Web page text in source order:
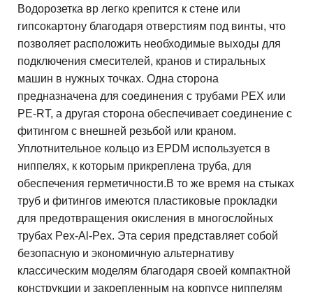
Водорозетка вр легко крепится к стене или
гипсокартону благодаря отверстиям под винты, что
позволяет расположить необходимые выходы для
подключения смесителей, кранов и стиральных
машин в нужных точках. Одна сторона
предназначена для соединения с трубами PEX или
PE-RT, а другая сторона обеспечивает соединение с
фитингом с внешней резьбой или краном.
Уплотнительное кольцо из EPDM используется в
ниппелях, к которым прикреплена труба, для
обеспечения герметичности.В то же время на стыках
труб и фитингов имеются пластиковые прокладки
для предотвращения окисления в многослойных
трубах Pex-Al-Pex. Эта серия представляет собой
безопасную и экономичную альтернативу
классическим моделям благодаря своей компактной
конструкции и закрепленным на корпусе ниппелям